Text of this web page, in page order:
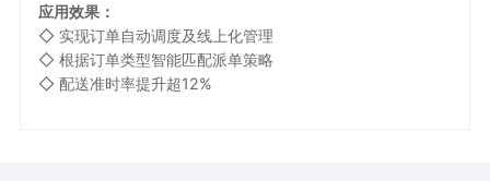
应用效果：
◇ 实现订单自动调度及线上化管理
◇ 根据订单类型智能匹配派单策略
◇ 配送准时率提升超12%